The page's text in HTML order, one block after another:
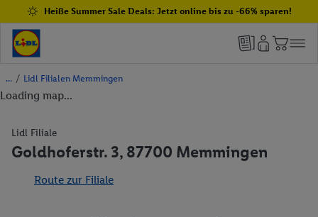
Heiße Summer Sale Deals: Jetzt online bis zu -66% sparen!
/ Lidl Filialen Memmingen
Loading map...
Lidl Filiale
Goldhoferstr. 3, 87700 Memmingen
Route zur Filiale